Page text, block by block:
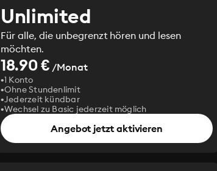
Unlimited
Für alle, die unbegrenzt hören und lesen
möchten.
18.90 € /Monat
1 Konto
Ohne Stundenlimit
Jederzeit kündbar
Wechsel zu Basic jederzeit möglich
Angebot jetzt aktivieren